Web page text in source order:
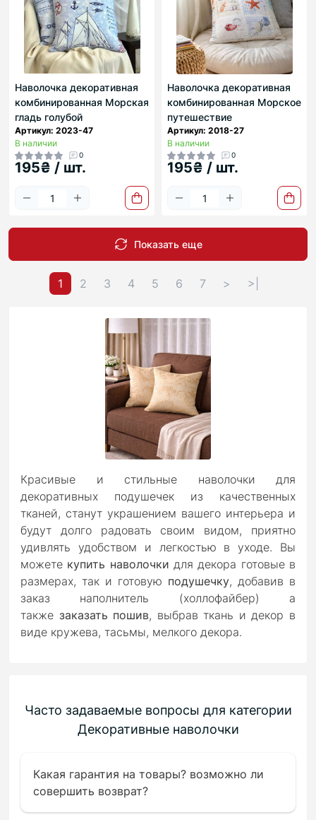
Наволочка декоративная
комбинированная Морская
гладь голубой
Артикул: 2023-47
В наличии
0
195₴ / шт.
Наволочка декоративная
комбинированная Морское
путешествие
Артикул: 2018-27
В наличии
0
195₴ / шт.
Показать еще
1 2 3 4 5 6 7 > >|
Красивые и стильные наволочки для
декоративных подушечек из качественных
тканей, станут украшением вашего интерьера и
будут долго радовать своим видом, приятно
удивлять удобством и легкостью в уходе. Вы
можете купить наволочкидля декора готовые в
размерах, так и готовую подушечку, добавив в
заказ наполнитель (холлофайбер) а
также заказать пошив, выбрав ткань и декор в
виде кружева, тасьмы, мелкого декора.
Часто задаваемые вопросы для категории
Декоративные наволочки
Какая гарантия на товары? возможно ли
совершить возврат?